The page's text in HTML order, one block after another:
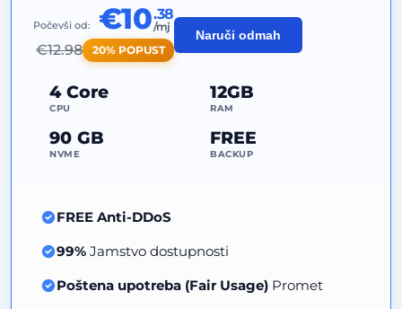
2Točke za sigurnosno kopiranje
24/7 Stručna podrška
Namjenska
4 Core
CPU
12GB
RAM
90 GB
NVME
FREE
BACKUP
Počevši od: €10.38
/mj
€12.98 20% POPUST
Naruči odmah
FREE Anti-DDoS
99% Jamstvo dostupnosti
Poštena upotreba (Fair Usage) Promet